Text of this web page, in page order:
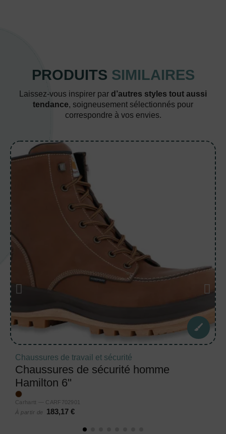
PRODUITS SIMILAIRES
Laissez-vous inspirer par d’autres styles tout aussi
tendance, soigneusement sélectionnés pour
correspondre à vos envies.
Chaussures de travail et sécurité
Chaussures de sécurité homme
Hamilton 6''
Carhartt — CARF702901
À partir de
183,17 €